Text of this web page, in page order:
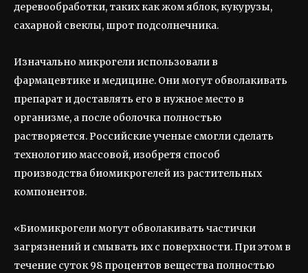
деревообработки, таких как жом яблок, кукурузы,
сахарной свеклы, шрот подсолнечника.
Изначально микрогели использовали в
фармацевтике и медицине. Они могут обволакивать
препарат и доставлять его в нужное место в
организме, а после оболочка полностью
растворяется. Российские ученые смогли сделать
технологию массовой, изобретя способ
производства биомикрогелей из растительных
компонентов.
«Биомикрогели могут обволакивать частички
загрязнений и смывать их с поверхности. При этом в
течение суток 98 процентов вещества полностью